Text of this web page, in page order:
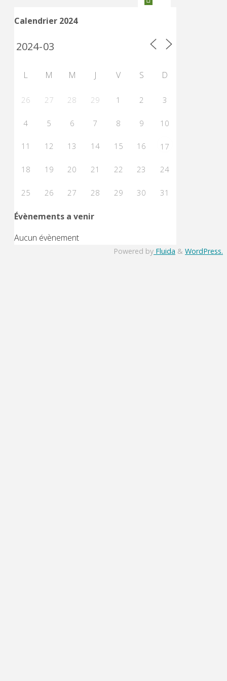
2015"
Calendrier 2024
L M M J V S D
26 27 28 29 1 2 3
4 5 6 7 8 9 10
11 12 13 14 15 16 17
18 19 20 21 22 23 24
25 26 27 28 29 30 31
Évènements a venir
Aucun évènement
Powered by Fluida & WordPress.